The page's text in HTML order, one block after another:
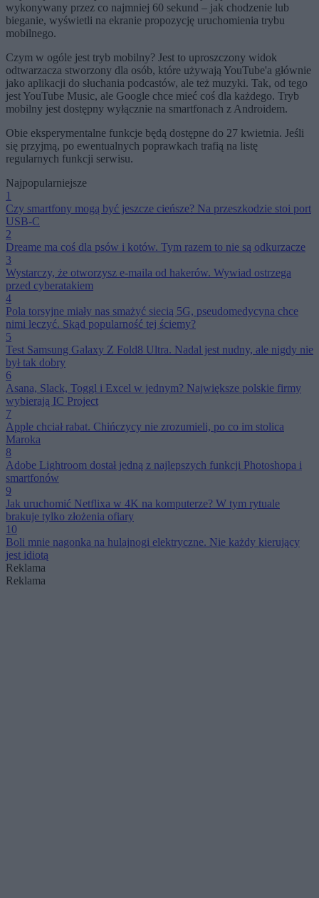
wykonywany przez co najmniej 60 sekund – jak chodzenie lub
bieganie, wyświetli na ekranie propozycję uruchomienia trybu
mobilnego.
Czym w ogóle jest tryb mobilny? Jest to uproszczony widok
odtwarzacza stworzony dla osób, które używają YouTube'a głównie
jako aplikacji do słuchania podcastów, ale też muzyki. Tak, od tego
jest YouTube Music, ale Google chce mieć coś dla każdego. Tryb
mobilny jest dostępny wyłącznie na smartfonach z Androidem.
Obie eksperymentalne funkcje będą dostępne do 27 kwietnia. Jeśli
się przyjmą, po ewentualnych poprawkach trafią na listę
regularnych funkcji serwisu.
Najpopularniejsze
1
Czy smartfony mogą być jeszcze cieńsze? Na przeszkodzie stoi port
USB-C
2
Dreame ma coś dla psów i kotów. Tym razem to nie są odkurzacze
3
Wystarczy, że otworzysz e-maila od hakerów. Wywiad ostrzega
przed cyberatakiem
4
Pola torsyjne miały nas smażyć siecią 5G, pseudomedycyna chce
nimi leczyć. Skąd popularność tej ściemy?
5
Test Samsung Galaxy Z Fold8 Ultra. Nadal jest nudny, ale nigdy nie
był tak dobry
6
Asana, Slack, Toggl i Excel w jednym? Największe polskie firmy
wybierają IC Project
7
Apple chciał rabat. Chińczycy nie zrozumieli, po co im stolica
Maroka
8
Adobe Lightroom dostał jedną z najlepszych funkcji Photoshopa i
smartfonów
9
Jak uruchomić Netflixa w 4K na komputerze? W tym rytuale
brakuje tylko złożenia ofiary
10
Boli mnie nagonka na hulajnogi elektryczne. Nie każdy kierujący
jest idiotą
Reklama
Reklama